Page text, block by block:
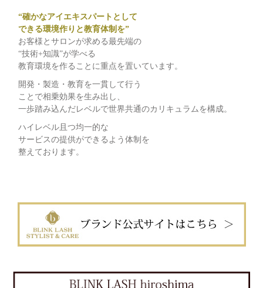
“確かなアイエキスパートとして
できる環境作りと教育体制を”
お客様とサロンが求める最先端の
“技術+知識”が学べる
教育環境を作ることに重点を置いています。
開発・製造・教育を一貫して行う
ことで相乗効果を生み出し、
一歩踏み込んだレベルで世界共通のカリキュラムを構成。
ハイレベル且つ均一的な
サービスの提供ができるよう体制を
整えております。